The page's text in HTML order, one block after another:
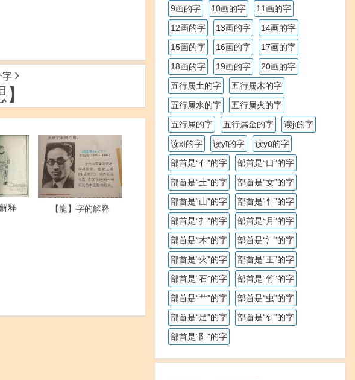
字
释 【龍】字的解释
9画的字 10画的字
11画的字
12画的字
13画的字
14画的字
15画的字
16画的字
17画的字
18画的字
19画的字
20画的字
五行属土的字
五行属木的字
五行属水的字
五行属火的字
五行属的字
五行属金的字
读jī的字
读xí的字
读yī的字
读yǔ的字
部首是“亻”的字
部首是“口”的字
部首是“土”的字
部首是“女”的字
部首是“山”的字
部首是“忄”的字
部首是“扌”的字
部首是“月”的字
部首是“木”的字
部首是“氵”的字
部首是“火”的字
部首是“王”的字
部首是“石”的字
部首是“竹”的字
部首是“艹”的字
部首是“虫”的字
部首是“足”的字
部首是“钅”的字
部首是“阝”的字